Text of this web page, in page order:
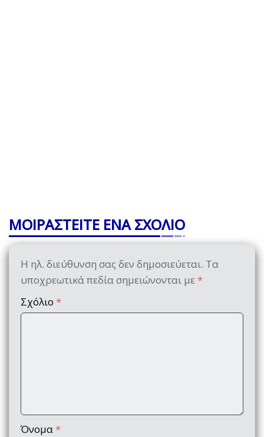
ΜΟΙΡΑΣΤΕΙΤΕ ΕΝΑ ΣΧΟΛΙΟ
Η ηλ. διεύθυνση σας δεν δημοσιεύεται. Τα
υποχρεωτικά πεδία σημειώνονται με *
Σχόλιο *
Όνομα *